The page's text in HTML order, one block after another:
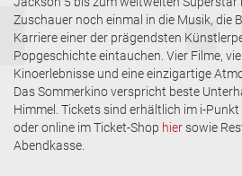
Zuschauer noch einmal in die Musik, die
Karriere einer der prägendsten
Popgeschichte eintauchen. Vier Filme,
Kinoerlebnisse und eine einzigartige
Das Sommerkino verspricht beste
Himmel. Tickets sind erhältlich im i-
oder online im Ticket-Shop hier sowie
Abendkasse.